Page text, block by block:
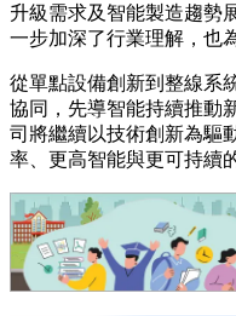
統集成的關鍵製造環節。
先進裝備集成能力，可適
同步展出了智能物流整體
儲系統、製造物流調度系
通過軟硬件一體化協同，
在為期三天的展會中，先
和地區的行業客戶與合作
升級需求及智能製造趨勢